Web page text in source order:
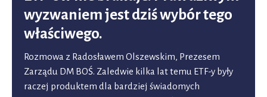
wyzwaniem jest dziś wybór tego
właściwego.
Rozmowa z Radosławem Olszewskim, Prezesem
Zarządu DM BOŚ. Zaledwie kilka lat temu ETF-y były
raczej produktem dla bardziej świadomych